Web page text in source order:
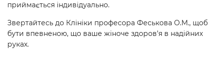
приймається індивідуально.
Звертайтесь до Клініки професора Феськова О.М., щоб
бути впевненою, що ваше жіноче здоров’я в надійних
руках.